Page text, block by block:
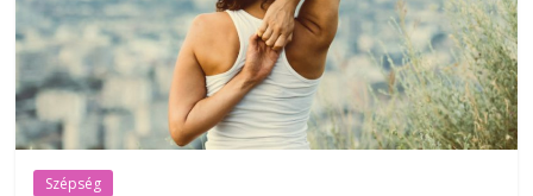
Szépség